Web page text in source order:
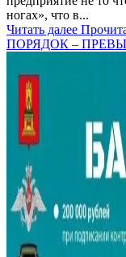
ногах», что в...
Читать далее
ПОРЯДОК –